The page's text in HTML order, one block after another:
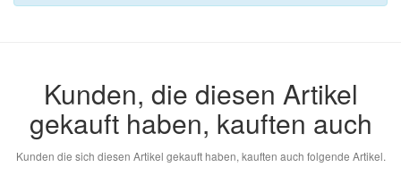
Kunden, die diesen Artikel
gekauft haben, kauften auch
Kunden die sich diesen Artikel gekauft haben, kauften auch folgende Artikel.